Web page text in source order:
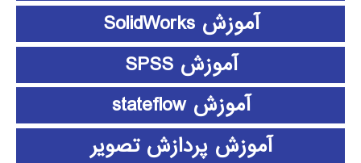
آموزش SolidWorks
آموزش SPSS
آموزش stateflow
آموزش پردازش تصویر